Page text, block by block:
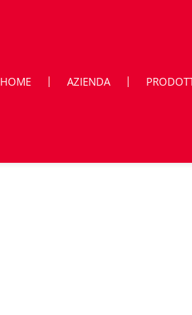
HOME AZIENDA